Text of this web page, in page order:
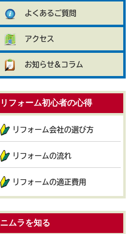
よくあるご質問
アクセス
お知らせ&コラム
リフォーム初心者の心得
リフォーム会社の選び方
リフォームの流れ
リフォームの適正費用
ニムラを知る